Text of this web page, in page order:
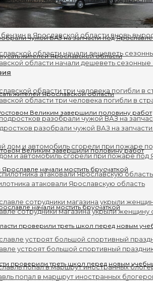
в Ярославской области вновь
области начали дешеветь
области три человека погибли в
разобрали чужой ВАЗ на
и автомобиль сгорели при пожаре под
атаковали Ярославскую область
сотрудники магазина укрыли
устроят большой спортивный
попал в маршрут иностранных
чужой ВАЗ на запчасти под
жителей Ярославской области
Великим завершили половину работ
начали мостить брусчаткой
проверили треть школ перед новым